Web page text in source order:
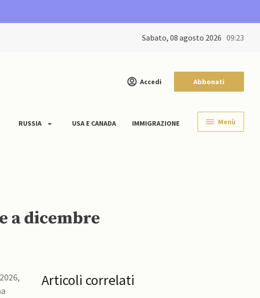
sabato, 08 agosto 2026 09:23
Accedi Abbonati
RUSSIA USA E CANADA IMMIGRAZIONE Menù
a dicembre
Articoli correlati